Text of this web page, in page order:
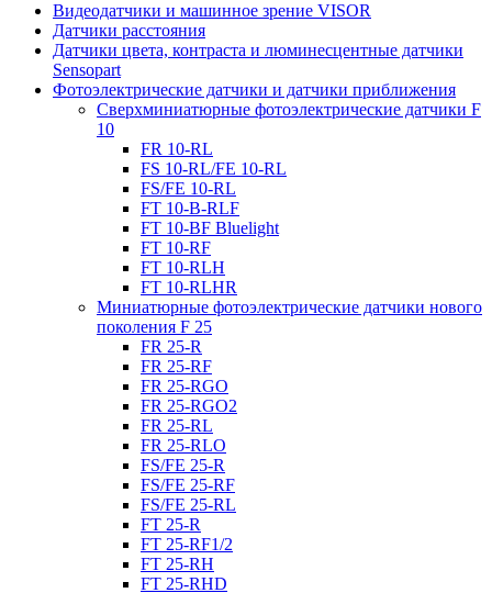
Видеодатчики и машинное зрение VISOR
Датчики расстояния
Датчики цвета, контраста и люминесцентные датчики
Sensopart
Фотоэлектрические датчики и датчики приближения
Сверхминиатюрные фотоэлектрические датчики F
10
FR 10-RL
FS 10-RL/FE 10-RL
FS/FE 10-RL
FT 10-B-RLF
FT 10-BF Bluelight
FT 10-RF
FT 10-RLH
FT 10-RLHR
Миниатюрные фотоэлектрические датчики нового
поколения F 25
FR 25-R
FR 25-RF
FR 25-RGO
FR 25-RGO2
FR 25-RL
FR 25-RLO
FS/FE 25-R
FS/FE 25-RF
FS/FE 25-RL
FT 25-R
FT 25-RF1/2
FT 25-RH
FT 25-RHD